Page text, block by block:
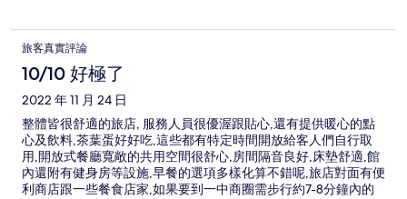
旅客真實評論
10/10 好極了
2022 年 11 月 24 日
整體皆很舒適的旅店, 服務人員很優渥跟貼心,還有提供暖心的點
心及飲料,茶葉蛋好好吃,這些都有特定時間開放給客人們自行取
用,開放式餐廳寬敞的共用空間很舒心,房間隔音良好,床墊舒適,館
內還附有健身房等設施,早餐的選項多樣化算不錯呢,旅店對面有便
利商店跟一些餐食店家,如果要到一中商圈需步行約7-8分鐘內的